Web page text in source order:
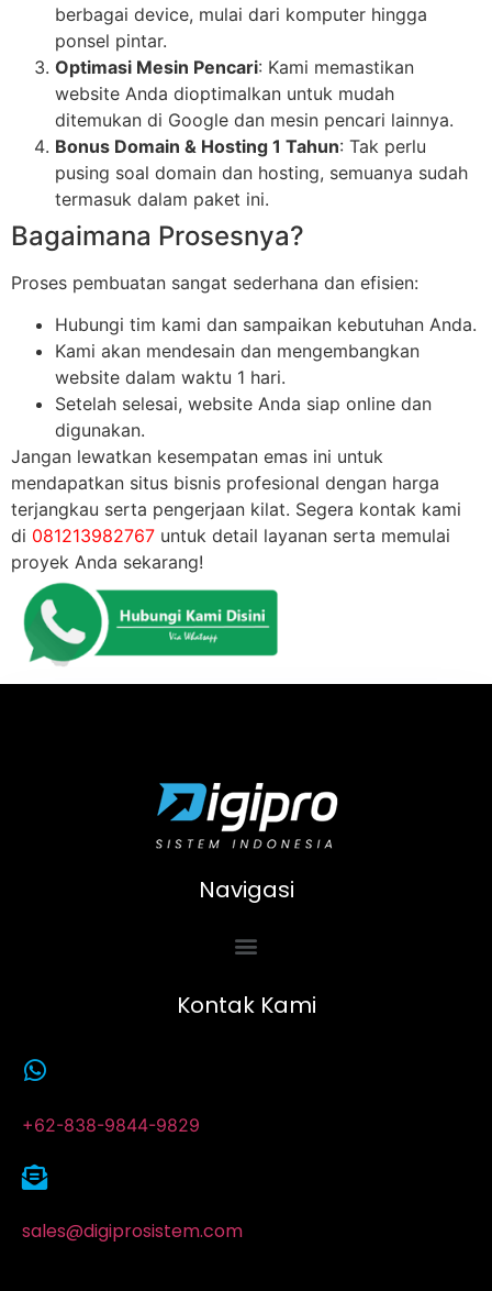
berbagai device, mulai dari komputer hingga
ponsel pintar.
Optimasi Mesin Pencari: Kami memastikan
website Anda dioptimalkan untuk mudah
ditemukan di Google dan mesin pencari lainnya.
Bonus Domain & Hosting 1 Tahun: Tak perlu
pusing soal domain dan hosting, semuanya sudah
termasuk dalam paket ini.
Bagaimana Prosesnya?
Proses pembuatan sangat sederhana dan efisien:
Hubungi tim kami dan sampaikan kebutuhan Anda.
Kami akan mendesain dan mengembangkan
website dalam waktu 1 hari.
Setelah selesai, website Anda siap online dan
digunakan.
Jangan lewatkan kesempatan emas ini untuk
mendapatkan situs bisnis profesional dengan harga
terjangkau serta pengerjaan kilat. Segera kontak kami
di 081213982767 untuk detail layanan serta memulai
proyek Anda sekarang!
Navigasi
Kontak Kami
+62-838-9844-9829
sales@digiprosistem.com